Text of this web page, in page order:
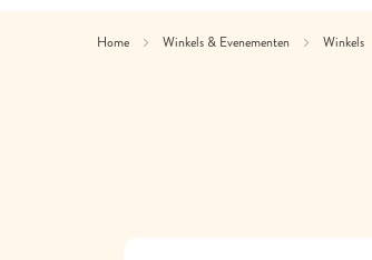
Home Winkels & Evenementen Winkels